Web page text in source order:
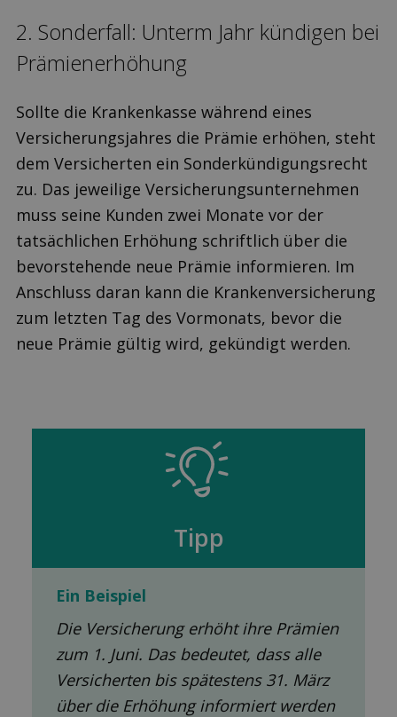
2. Sonderfall: Unterm Jahr kündigen bei
Prämien­erhöhung
Sollte die Krankenkasse während eines
Versicherungsjahres die Prämie erhöhen, steht
dem Versicherten ein Sonderkündigungsrecht
zu. Das jeweilige Versicherungsunternehmen
muss seine Kunden zwei Monate vor der
tatsächlichen Erhöhung schriftlich über die
bevorstehende neue Prämie informieren. Im
Anschluss daran kann die Krankenversicherung
zum letzten Tag des Vormonats, bevor die
neue Prämie gültig wird, gekündigt werden.
Tipp
Ein Beispiel
Die Versicherung erhöht ihre Prämien
zum 1. Juni. Das bedeutet, dass alle
Versicherten bis spätestens 31. März
über die Erhöhung informiert werden